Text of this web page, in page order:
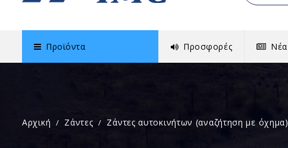
Προϊόντα Προσφορές Νέα
Αρχική Ζάντες Ζάντες αυτοκινήτων (αναζήτηση με όχημα)